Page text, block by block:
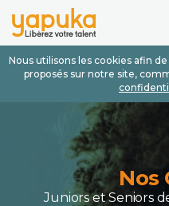
Nous utilisons les cookies afin
proposés sur notre site,
Nos
Juniors et Seniors